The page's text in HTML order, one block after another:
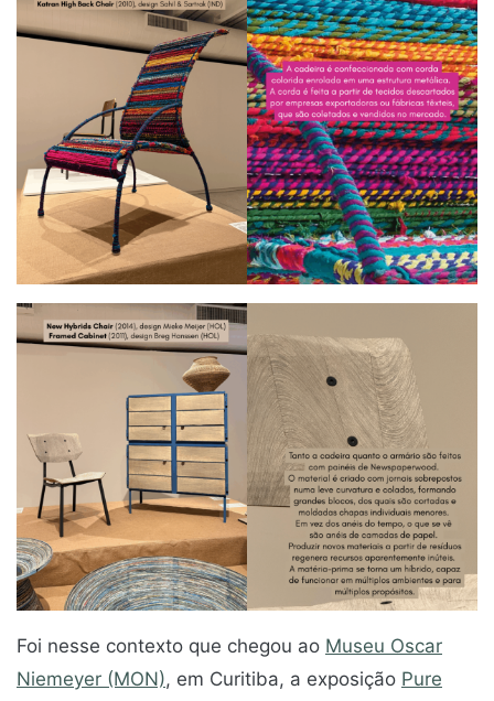
Foi nesse contexto que chegou ao Museu Oscar
Niemeyer (MON), em Curitiba, a exposição Pure